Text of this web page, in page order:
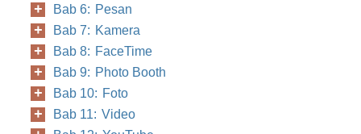
Bab 6: Pesan
Bab 7: Kamera
Bab 8: FaceTime
Bab 9: Photo Booth
Bab 10: Foto
Bab 11: Video